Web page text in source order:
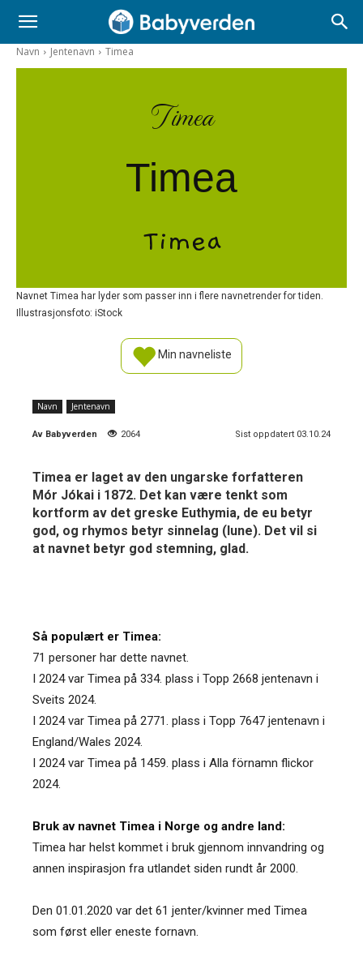
Navn Jentenavn Timea
Timea
Timea
Timea
Navnet Timea har lyder som passer inn i flere navnetrender for tiden.
Illustrasjonsfoto: iStock
Min navneliste
Navn Jentenavn
Av Babyverden 2064 Sist oppdatert 03.10.24
Timea er laget av den ungarske forfatteren
Mór Jókai i 1872. Det kan være tenkt som
kortform av det greske Euthymia, de eu betyr
god, og rhymos betyr sinnelag (lune). Det vil si
at navnet betyr god stemning, glad.
Så populært er Timea:
71 personer har dette navnet.
I 2024 var Timea på 334. plass i Topp 2668 jentenavn i
Sveits 2024.
I 2024 var Timea på 2771. plass i Topp 7647 jentenavn i
England/Wales 2024.
I 2024 var Timea på 1459. plass i Alla förnamn flickor
2024.
Bruk av navnet Timea i Norge og andre land:
Timea har helst kommet i bruk gjennom innvandring og
annen inspirasjon fra utlandet siden rundt år 2000.
Den 01.01.2020 var det 61 jenter/kvinner med Timea
som først eller eneste fornavn.